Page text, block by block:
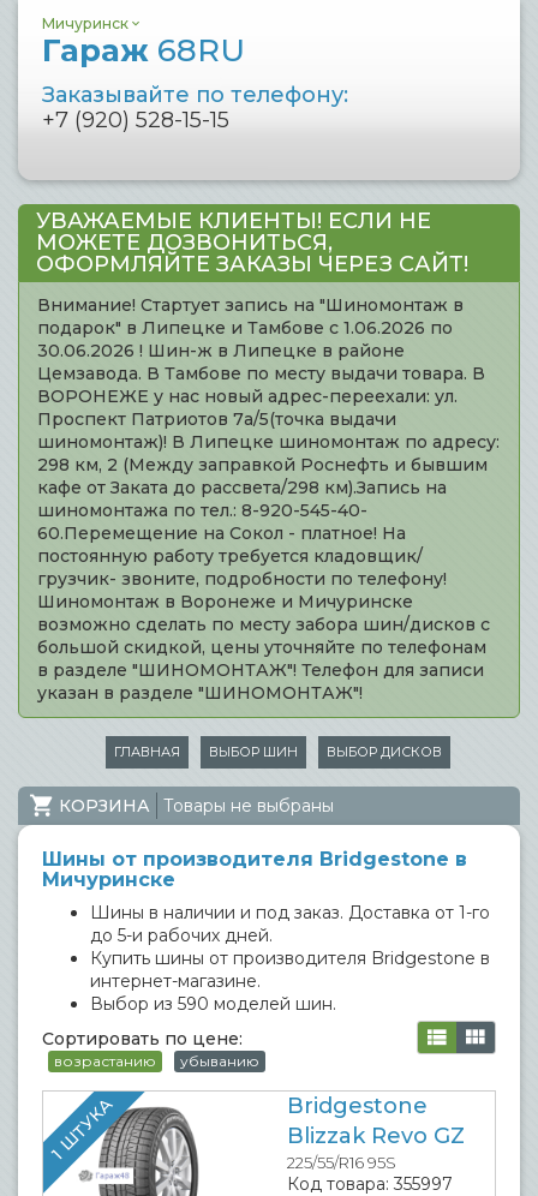
Мичуринск
Гараж 68RU
Заказывайте по телефону:
+7 (920) 528-15-15
УВАЖАЕМЫЕ КЛИЕНТЫ! ЕСЛИ НЕ
МОЖЕТЕ ДОЗВОНИТЬСЯ,
ОФОРМЛЯЙТЕ ЗАКАЗЫ ЧЕРЕЗ САЙТ!
Внимание! Стартует запись на "Шиномонтаж в
подарок" в Липецке и Тамбове с 1.06.2026 по
30.06.2026 ! Шин-ж в Липецке в районе
Цемзавода. В Тамбове по месту выдачи товара. В
ВОРОНЕЖЕ у нас новый адрес-переехали: ул.
Проспект Патриотов 7а/5(точка выдачи
шиномонтаж)! В Липецке шиномонтаж по адресу:
298 км, 2 (Между заправкой Роснефть и бывшим
кафе от Заката до рассвета/298 км).Запись на
шиномонтажа по тел.: 8-920-545-40-
60.Перемещение на Сокол - платное! На
постоянную работу требуется кладовщик/
грузчик- звоните, подробности по телефону!
Шиномонтаж в Воронеже и Мичуринске
возможно сделать по месту забора шин/дисков с
большой скидкой, цены уточняйте по телефонам
в разделе "ШИНОМОНТАЖ"! Телефон для записи
указан в разделе "ШИНОМОНТАЖ"!
ГЛАВНАЯ ВЫБОР ШИН ВЫБОР ДИСКОВ
КОРЗИНА Товары не выбраны
Шины от производителя Bridgestone в
Мичуринске
Шины в наличии и под заказ. Доставка от 1-го
до 5-и рабочих дней.
Купить шины от производителя Bridgestone в
интернет-магазине.
Выбор из 590 моделей шин.
Сортировать по цене:
возрастанию убыванию
1 ШТУКА
Bridgestone
Blizzak Revo GZ
225/55/R16 95S
Код товара: 355997